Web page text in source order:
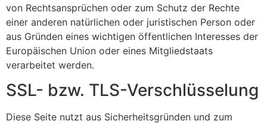
von Rechtsansprüchen oder zum Schutz der Rechte
einer anderen natürlichen oder juristischen Person oder
aus Gründen eines wichtigen öffentlichen Interesses der
Europäischen Union oder eines Mitgliedstaats
verarbeitet werden.
SSL- bzw. TLS-Verschlüsselung
Diese Seite nutzt aus Sicherheitsgründen und zum